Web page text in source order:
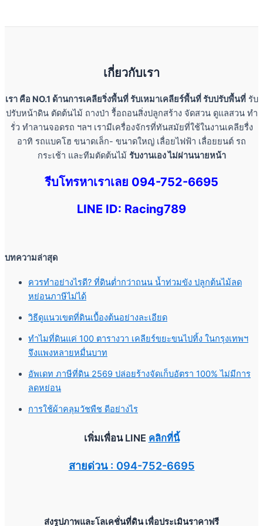
เกี่ยวกับเรา
เรา คือ NO.1 ด้านการเคลียริ่งพื้นที่ รับเหมาเคลียร์พื้นที่ รับปรับพื้นที่รับ
ปรับหน้าดิน ตัดต้นไม้ ถางป่า รื้อถอนสิ่งปลูกสร้าง จัดสวน ดูแลสวน ทำ
รั่ว ทำลานจอดรถ ฯลฯ เรามีเครื่องจักรที่ทันสมัยที่ใช้ในงานเคลียรื่ง
อาทิ รถแบคโฮ ขนาดเล็ก- ขนาดใหญ่ เลื่อยไฟฟ้า เลื่อยยนต์ รถ
กระเช้า และทีมตัดต้นไม้ รับงานเอง ไม่ผ่านนายหน้า
รีบโทรหาเราเลย 094-752-6695
LINE ID: Racing789
บทความล่าสุด
ควรทำอย่างไรดี? ที่ดินต่ำกว่าถนน น้ำท่วมขัง ปลูกต้นไม้ลด
หย่อนภาษีไม่ได้
วิธีดูแนวเขตที่ดินเบื้องต้นอย่างละเอียด
ทำไมที่ดินแค่ 100 ตารางวา เคลียร์ขยะขนไปทิ้ง ในกรุงเทพฯ
จึงแพงหลายหมื่นบาท
อัพเดท ภาษีที่ดิน 2569 ปล่อยร้างจัดเก็บอัตรา 100% ไม่มีการ
ลดหย่อน
การใช้ผ้าคลุมวัชพืช ดีอย่างไร
เพิ่มเพื่อน LINE คลิกที่นี้
สายด่วน : 094-752-6695
ส่งรูปภาพและโลเคชั่นที่ดิน เพื่อประเมินราคาฟรี